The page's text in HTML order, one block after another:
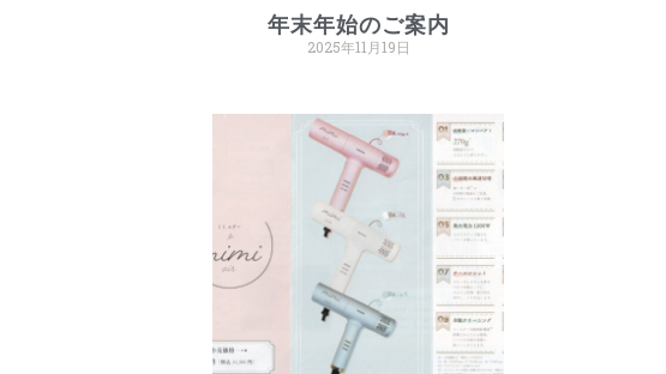
年末年始のご案内
2025年11月19日